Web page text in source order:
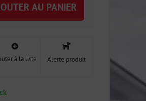
AU PANIER
à la liste Alerte produit